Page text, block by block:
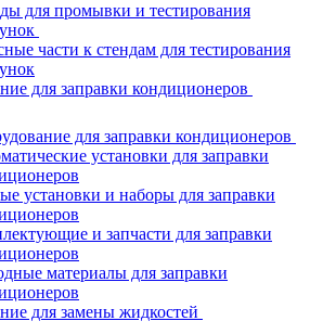
для промывки и тестирования
части к стендам для тестирования
для заправки кондиционеров
для заправки кондиционеров
установки для заправки
установки и наборы для заправки
и запчасти для заправки
материалы для заправки
для замены жидкостей